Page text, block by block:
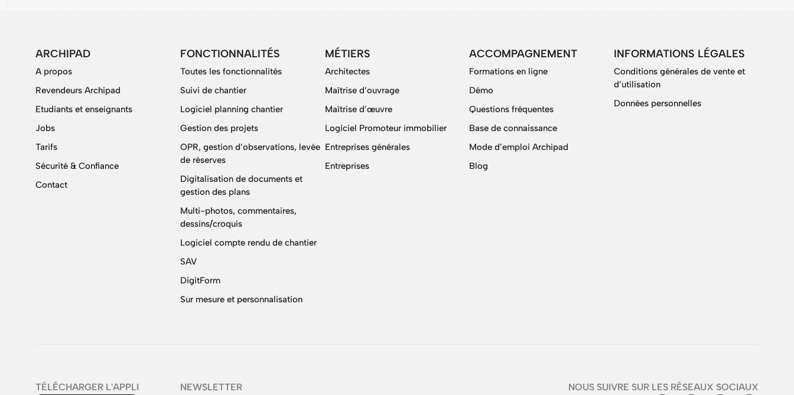
ARCHIPAD
A propos
Revendeurs Archipad
Etudiants et enseignants
Jobs
Tarifs
Sécurité & Confiance
Contact
FONCTIONNALITÉS
Toutes les fonctionnalités
Suivi de chantier
Logiciel planning chantier
Gestion des projets
OPR, gestion d’observations, levée
de réserves
Digitalisation de documents et
gestion des plans
Multi-photos, commentaires,
dessins/croquis
Logiciel compte rendu de chantier
SAV
DigitForm
Sur mesure et personnalisation
MÉTIERS
Architectes
Maîtrise d’ouvrage
Maîtrise d’œuvre
Logiciel Promoteur immobilier
Entreprises générales
Entreprises
ACCOMPAGNEMENT
Formations en ligne
Démo
Questions fréquentes
Base de connaissance
Mode d’emploi Archipad
Blog
INFORMATIONS LÉGALES
Conditions générales de vente et
d’utilisation
Données personnelles
TÉLÉCHARGER L'APPLI NEWSLETTER NOUS SUIVRE SUR LES RÉSEAUX SOCIAUX